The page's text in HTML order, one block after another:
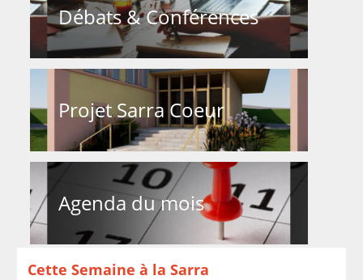
Débats & Conférences
Projet Sarra Coeur
Agenda du mois
Cette Semaine à la Sarra